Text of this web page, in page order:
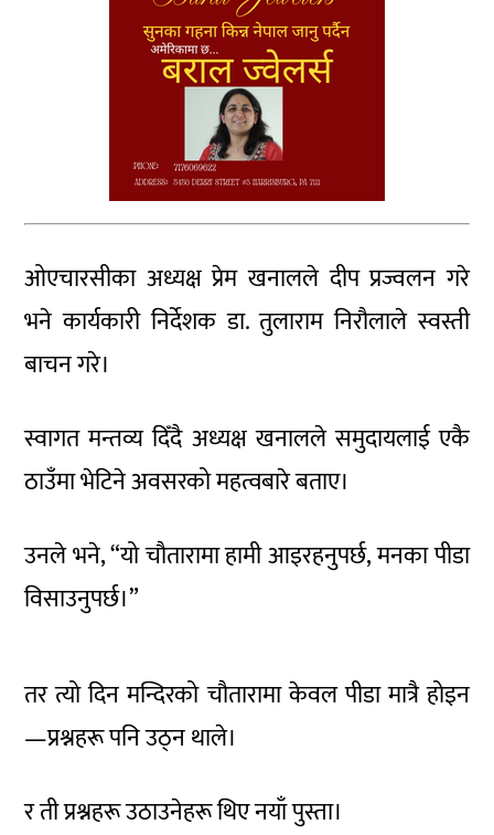
ओएचारसीका अध्यक्ष प्रेम खनालले दीप प्रज्वलन गरे
भने कार्यकारी निर्देशक डा. तुलाराम निरौलाले स्वस्ती
बाचन गरे।
स्वागत मन्तव्य दिँदै अध्यक्ष खनालले समुदायलाई एकै
ठाउँमा भेटिने अवसरको महत्वबारे बताए।
उनले भने, “यो चौतारामा हामी आइरहनुपर्छ, मनका पीडा
विसाउनुपर्छ।”
तर त्यो दिन मन्दिरको चौतारामा केवल पीडा मात्रै होइन
—प्रश्नहरू पनि उठ्न थाले।
र ती प्रश्नहरू उठाउनेहरू थिए नयाँ पुस्ता।